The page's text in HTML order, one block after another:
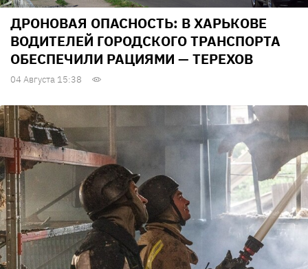
ДРОНОВАЯ ОПАСНОСТЬ: В ХАРЬКОВЕ
ВОДИТЕЛЕЙ ГОРОДСКОГО ТРАНСПОРТА
ОБЕСПЕЧИЛИ РАЦИЯМИ — ТЕРЕХОВ
04 Августа 15:38